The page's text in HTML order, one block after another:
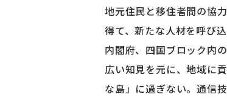
地元住民と移住者間の協
得て、新たな人材を呼び込
内閣府、四国ブロック内
広い知見を元に、地域に
な島」に過ぎない。通信